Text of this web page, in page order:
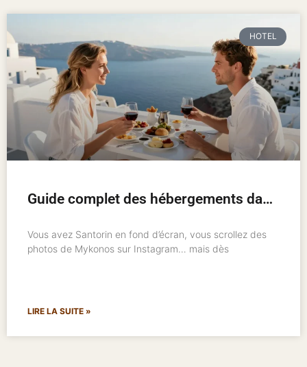
HOTEL
Guide complet des hébergements dans les îles grecques : où loger et comment bien choisir
Vous avez Santorin en fond d’écran, vous scrollez des
photos de Mykonos sur Instagram… mais dès
LIRE LA SUITE »